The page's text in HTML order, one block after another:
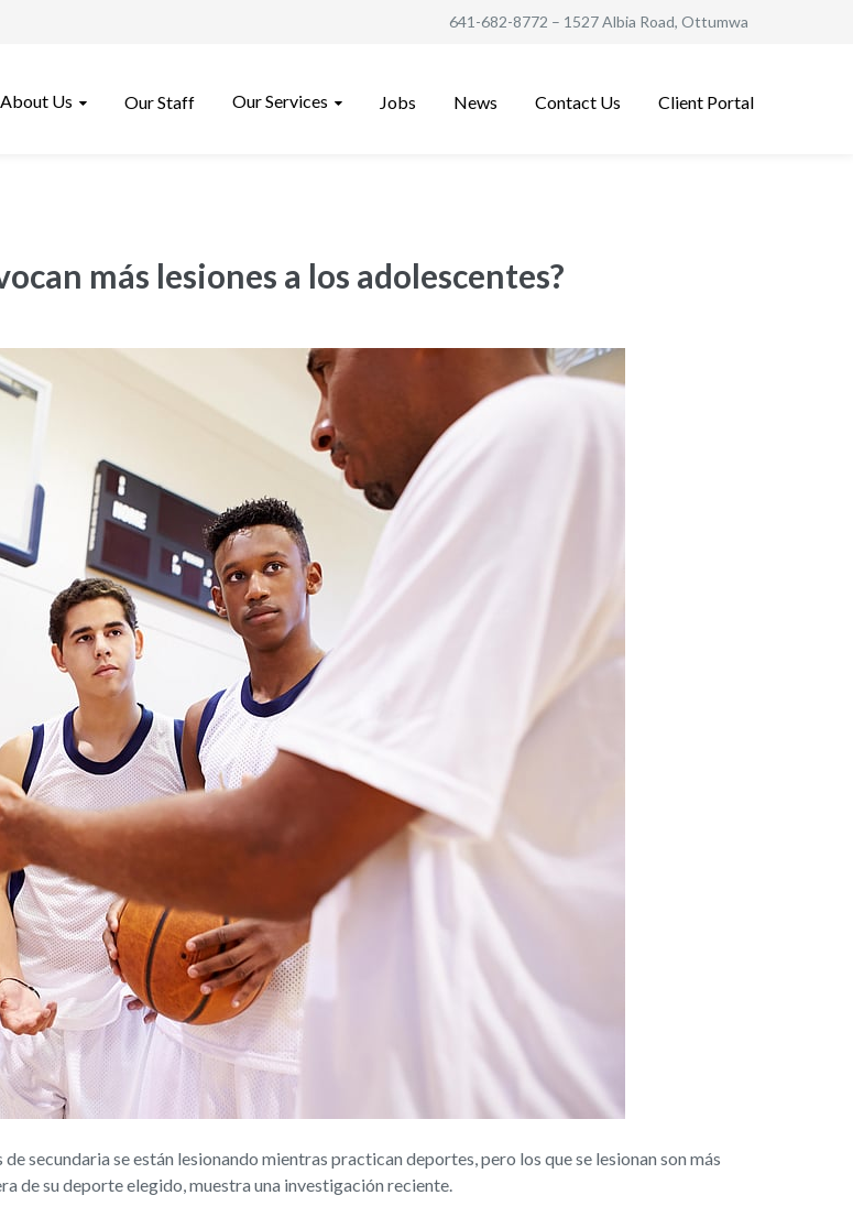
641-682-8772 – 1527 Albia Road, Ottumwa
About Us Our Staff Our Services Jobs News Contact Us Client Portal
más lesiones a los adolescentes?
secundaria se están lesionando mientras practican deportes, pero los que se lesionan son más
de su deporte elegido, muestra una investigación reciente.